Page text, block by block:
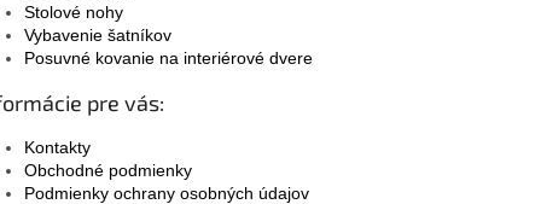
Stolové nohy
Vybavenie šatníkov
Posuvné kovanie na interiérové dvere
pre vás:
Kontakty
Obchodné podmienky
Podmienky ochrany osobných údajov